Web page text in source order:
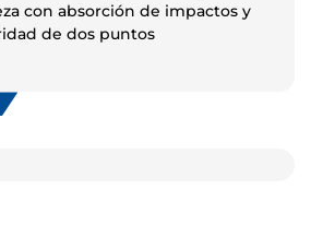
con absorción de impactos y
de dos puntos